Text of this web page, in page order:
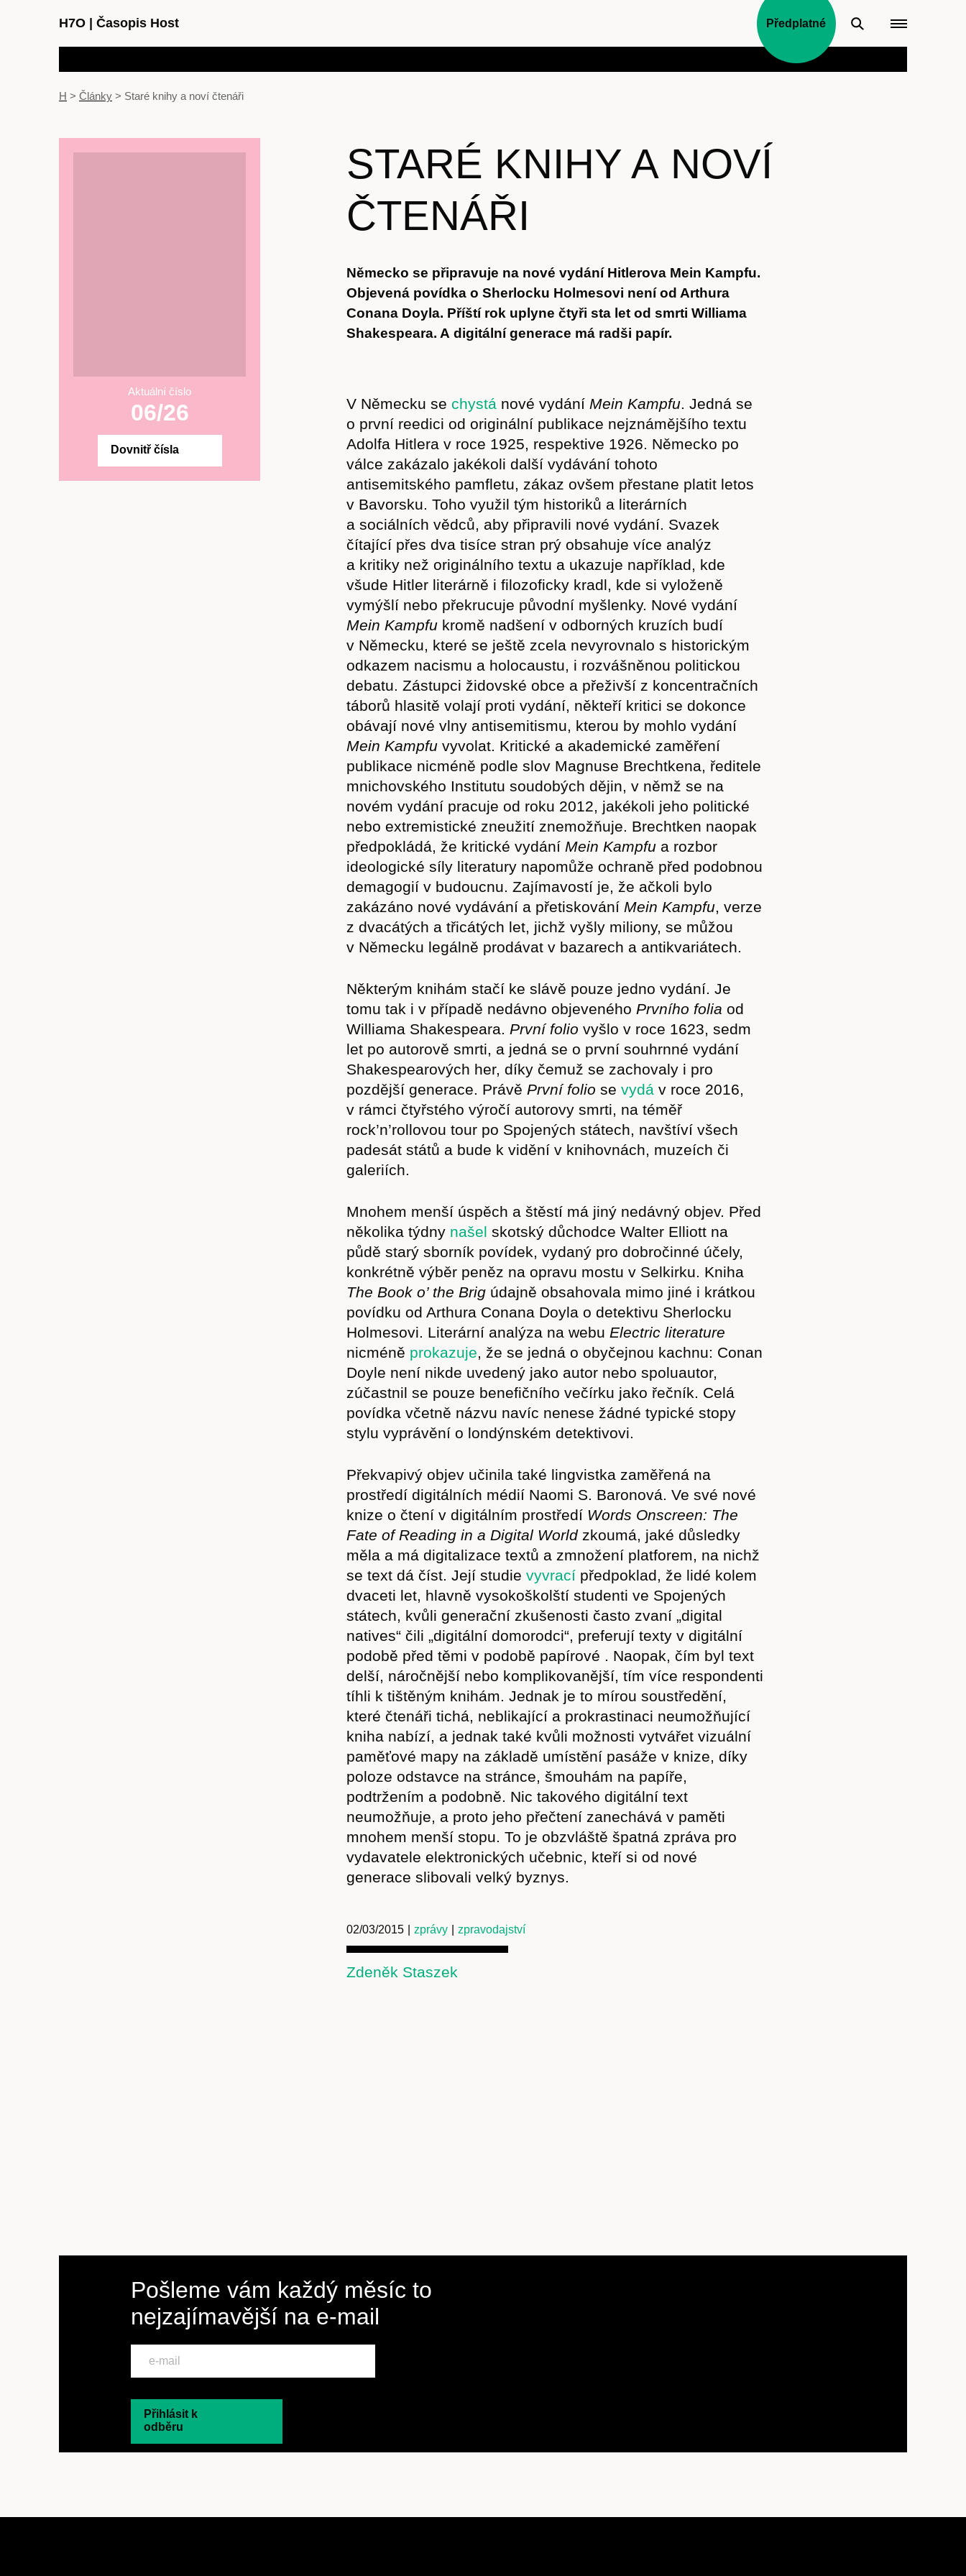
H7O Časopis Host Předplatné
Časopis
Hostcast Akce
Obchod
H > Články > Staré knihy a noví čtenáři
Aktuální číslo
06/26
Dovnitř čísla
STARÉ KNIHY A NOVÍ
ČTENÁŘI
Německo se připravuje na nové vydání Hitlerova Mein Kampfu.
Objevená povídka o Sherlocku Holmesovi není od Arthura
Conana Doyla. Příští rok uplyne čtyři sta let od smrti Williama
Shakespeara. A digitální generace má radši papír.
V Německu se chystá nové vydání Mein Kampfu. Jedná se
o první reedici od originální publikace nejznámějšího textu
Adolfa Hitlera v roce 1925, respektive 1926. Německo po
válce zakázalo jakékoli další vydávání tohoto
antisemitského pamfletu, zákaz ovšem přestane platit letos
v Bavorsku. Toho využil tým historiků a literárních
a sociálních vědců, aby připravili nové vydání. Svazek
čítající přes dva tisíce stran prý obsahuje více analýz
a kritiky než originálního textu a ukazuje například, kde
všude Hitler literárně i filozoficky kradl, kde si vyloženě
vymýšlí nebo překrucuje původní myšlenky. Nové vydání
Mein Kampfu kromě nadšení v odborných kruzích budí
v Německu, které se ještě zcela nevyrovnalo s historickým
odkazem nacismu a holocaustu, i rozvášněnou politickou
debatu. Zástupci židovské obce a přeživší z koncentračních
táborů hlasitě volají proti vydání, někteří kritici se dokonce
obávají nové vlny antisemitismu, kterou by mohlo vydání
Mein Kampfu vyvolat. Kritické a akademické zaměření
publikace nicméně podle slov Magnuse Brechtkena, ředitele
mnichovského Institutu soudobých dějin, v němž se na
novém vydání pracuje od roku 2012, jakékoli jeho politické
nebo extremistické zneužití znemožňuje. Brechtken naopak
předpokládá, že kritické vydání Mein Kampfu a rozbor
ideologické síly literatury napomůže ochraně před podobnou
demagogií v budoucnu. Zajímavostí je, že ačkoli bylo
zakázáno nové vydávání a přetiskování Mein Kampfu, verze
z dvacátých a třicátých let, jichž vyšly miliony, se můžou
v Německu legálně prodávat v bazarech a antikvariátech.
Některým knihám stačí ke slávě pouze jedno vydání. Je
tomu tak i v případě nedávno objeveného Prvního folia od
Williama Shakespeara. První folio vyšlo v roce 1623, sedm
let po autorově smrti, a jedná se o první souhrnné vydání
Shakespearových her, díky čemuž se zachovaly i pro
pozdější generace. Právě První folio se vydá v roce 2016,
v rámci čtyřstého výročí autorovy smrti, na téměř
rock’n’rollovou tour po Spojených státech, navštíví všech
padesát států a bude k vidění v knihovnách, muzeích či
galeriích.
Mnohem menší úspěch a štěstí má jiný nedávný objev. Před
několika týdny našel skotský důchodce Walter Elliott na
půdě starý sborník povídek, vydaný pro dobročinné účely,
konkrétně výběr peněz na opravu mostu v Selkirku. Kniha
The Book o’ the Brig údajně obsahovala mimo jiné i krátkou
povídku od Arthura Conana Doyla o detektivu Sherlocku
Holmesovi. Literární analýza na webu Electric literature
nicméně prokazuje, že se jedná o obyčejnou kachnu: Conan
Doyle není nikde uvedený jako autor nebo spoluautor,
zúčastnil se pouze benefičního večírku jako řečník. Celá
povídka včetně názvu navíc nenese žádné typické stopy
stylu vyprávění o londýnském detektivovi.
Překvapivý objev učinila také lingvistka zaměřená na
prostředí digitálních médií Naomi S. Baronová. Ve své nové
knize o čtení v digitálním prostředí Words Onscreen: The
Fate of Reading in a Digital Worldzkoumá, jaké důsledky
měla a má digitalizace textů a zmnožení platforem, na nichž
se text dá číst. Její studie vyvrací předpoklad, že lidé kolem
dvaceti let, hlavně vysokoškolští studenti ve Spojených
státech, kvůli generační zkušenosti často zvaní „digital
natives“ čili „digitální domorodci“, preferují texty v digitální
podobě před těmi v podobě papírové . Naopak, čím byl text
delší, náročnější nebo komplikovanější, tím více respondenti
tíhli k tištěným knihám. Jednak je to mírou soustředění,
které čtenáři tichá, neblikající a prokrastinaci neumožňující
kniha nabízí, a jednak také kvůli možnosti vytvářet vizuální
paměťové mapy na základě umístění pasáže v knize, díky
poloze odstavce na stránce, šmouhám na papíře,
podtržením a podobně. Nic takového digitální text
neumožňuje, a proto jeho přečtení zanechává v paměti
mnohem menší stopu. To je obzvláště špatná zpráva pro
vydavatele elektronických učebnic, kteří si od nové
generace slibovali velký byznys.
02/03/2015 zprávy zpravodajství
Zdeněk Staszek
Pošleme vám každý měsíc to
nejzajímavější na e-mail
Přihlásit k
odběru